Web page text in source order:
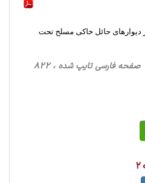
دیوارهای حائل خاکی مسلح تحت
، مهندسی عمران ـ عمران، 29 صفحه فارسی تایپ شده ، 822